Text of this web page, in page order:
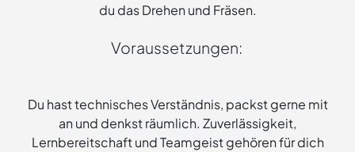
du das Drehen und Fräsen.
Voraussetzungen:
Du hast technisches Verständnis, packst gerne mit
an und denkst räumlich. Zuverlässigkeit,
Lernbereitschaft und Teamgeist gehören für dich